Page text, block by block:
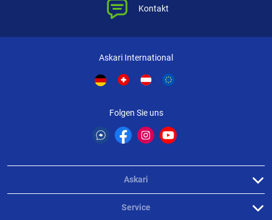
Kontakt
Askari International
Folgen Sie uns
Askari
Service